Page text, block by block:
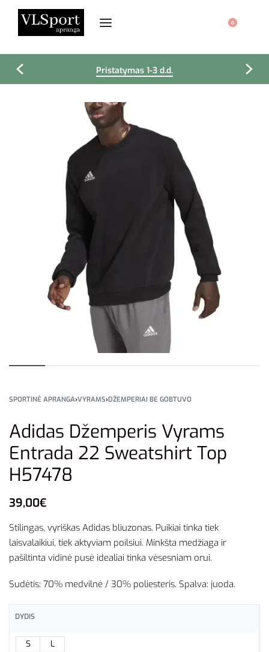
0
Pristatymas 1-3 d.d.
SPORTINĖ APRANGA›VYRAMS›DŽEMPERIAI BE GOBTUVO
Adidas Džemperis Vyrams
Entrada 22 Sweatshirt Top
H57478
39,00€
Stilingas, vyriškas Adidas bliuzonas. Puikiai tinka tiek
laisvalaikiui, tiek aktyviam poilsiui. Minkšta medžiaga ir
pašiltinta vidinė pusė idealiai tinka vėsesniam orui.
Sudėtis: 70% medvilnė / 30% poliesteris. Spalva: juoda.
DYDIS
S L